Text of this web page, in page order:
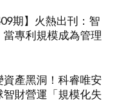
期】火熱出刊：智
專利規模成為管理
資產黑洞！科睿唯安
財營運「規模化失